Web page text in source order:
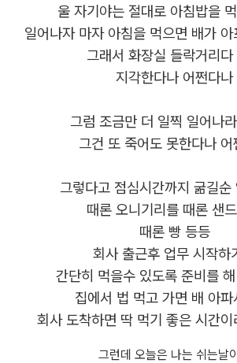
울 자기야는 절대로 아침밥을
일어나자 마자 아침을 먹으면 배가
그래서 화장실 들락거리다
지각한다나 어쩐다나
그럼 조금만 더 일찍 일어나
그건 또 죽어도 못한다나
그렇다고 점심시간까지 굶길순
때론 오니기리를 때론 샌
때론 빵 등등
회사 출근후 업무 시작하
간단히 먹을수 있도록 준비를
집에서 법 먹고 가면 배 아파
회사 도착하면 딱 먹기 좋은 시간
그런데 오늘은 나는 쉬는날